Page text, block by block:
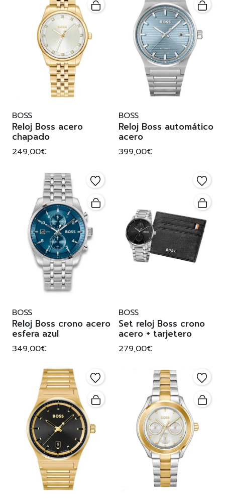
BOSS
Reloj Boss acero
chapado
249,00€
BOSS
Reloj Boss automático
acero
399,00€
BOSS
Reloj Boss crono acero
esfera azul
349,00€
BOSS
Set reloj Boss crono
acero + tarjetero
279,00€